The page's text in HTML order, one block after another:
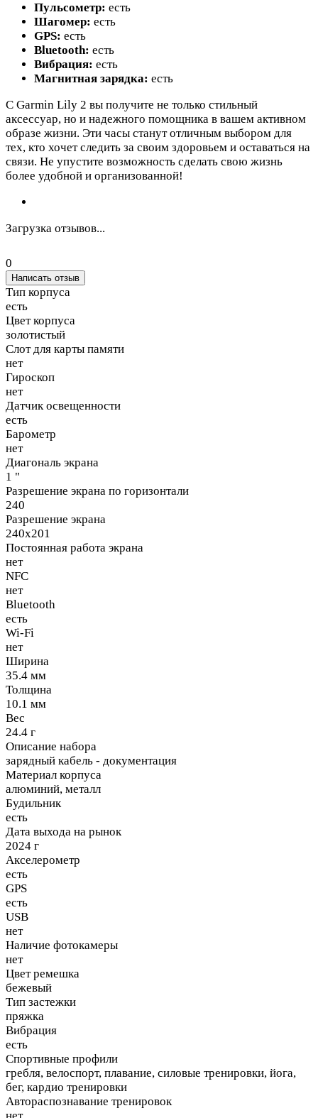
Пульсометр: есть
Шагомер: есть
GPS: есть
Bluetooth: есть
Вибрация: есть
Магнитная зарядка: есть
С Garmin Lily 2 вы получите не только стильный
аксессуар, но и надежного помощника в вашем активном
образе жизни. Эти часы станут отличным выбором для
тех, кто хочет следить за своим здоровьем и оставаться на
связи. Не упустите возможность сделать свою жизнь
более удобной и организованной!
Загрузка отзывов...
0
Написать отзыв
Тип корпуса
есть
Цвет корпуса
золотистый
Слот для карты памяти
нет
Гироскоп
нет
Датчик освещенности
есть
Барометр
нет
Диагональ экрана
1 "
Разрешение экрана по горизонтали
240
Разрешение экрана
240x201
Постоянная работа экрана
нет
NFC
нет
Bluetooth
есть
Wi-Fi
нет
Ширина
35.4 мм
Толщина
10.1 мм
Вес
24.4 г
Описание набора
зарядный кабель - документация
Материал корпуса
алюминий, металл
Будильник
есть
Дата выхода на рынок
2024 г
Акселерометр
есть
GPS
есть
USB
нет
Наличие фотокамеры
нет
Цвет ремешка
бежевый
Тип застежки
пряжка
Вибрация
есть
Спортивные профили
гребля, велоспорт, плавание, силовые тренировки, йога,
бег, кардио тренировки
Автораспознавание тренировок